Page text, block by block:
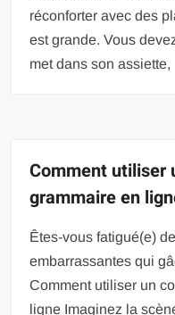
réconforter avec des
est grande. Vous
met dans son assiette,
Comment utiliser
grammaire en
Êtes-vous fatigué(e)
embarrassantes qui
Comment utiliser un
ligne Imaginez la